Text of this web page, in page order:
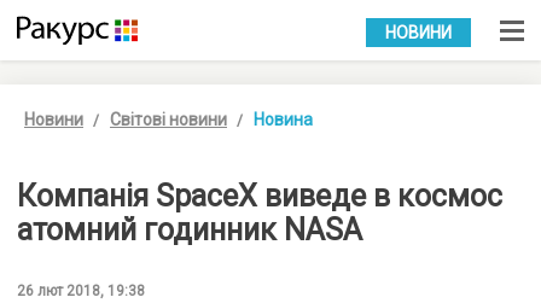
УКР РУС
НОВИНИ
Новини Світові новини Новина
Компанія SpaceX виведе в космос
атомний годинник NASA
26 лют 2018, 19:38